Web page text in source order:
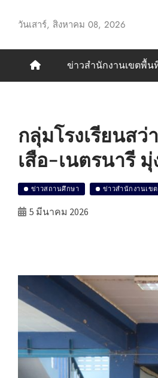
วันเสาร์, สิงหาคม 08, 2026
ข่าวสำนักงานเขตพื้น
กลุ่มโรงเรียนส
เสือ-เนตรนารี
ข่าวสถานศึกษา ข่าวสำนักงานเข
5 มีนาคม 2026